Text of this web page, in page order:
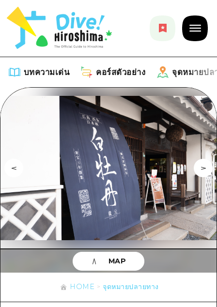
บทความเด่น คอร์สตัวอย่าง จุดหมายปล
บทความเด่น
รายการ
คำแนะนำ
ศิลปะ
งานอีเว้นท์ / เทศกาล
อาหารรสเลิศ / สุรา
การปั่นจักรยาน
ช้อปปิ้ง
กีฬา
สถานบันเทิงยามค่ำคืน
คอร์สตัวอย่าง
รายการ
คู่มือ Dive! Hiroshima
ฮิโรชิม่า โมชิ โมชิ ทราเวล
บริเวณรอบเมืองฮิโรชิม่า
อากิ
บิงโก
จุดหมายปลายทาง
รายการ
บริเวณรอบเมืองฮิโรชิม่า
อากิ
บิงโก
บิโฮคุ
เกโฮคุ
อีเว้นท์
ข้อมูลตามฤดูกาล
ข้อมูลที่เป็นประโยชน์
รายการ
เข้าถึงเข้าถึง
HOME จุดหมายปลายทาง
MAP